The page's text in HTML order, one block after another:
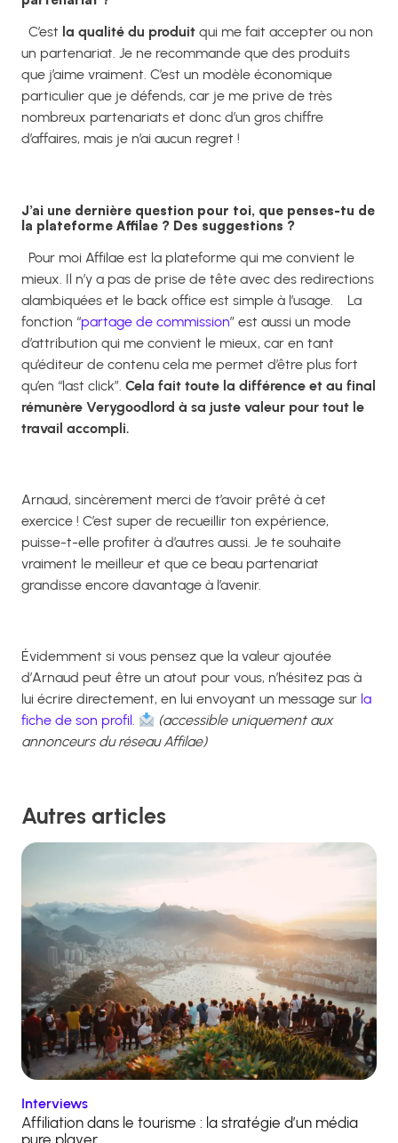
C’est la qualité du produit qui me fait accepter ou non
un partenariat. Je ne recommande que des produits
que j’aime vraiment. C’est un modèle économique
particulier que je défends, car je me prive de très
nombreux partenariats et donc d’un gros chiffre
d’affaires, mais je n’ai aucun regret !
J’ai une dernière question pour toi, que penses-tu de
la plateforme Affilae ? Des suggestions ?
Pour moi Affilae est la plateforme qui me convient le
mieux. Il n’y a pas de prise de tête avec des redirections
alambiquées et le back office est simple à l’usage.
La
fonction “partage de commission” est aussi un mode
d’attribution qui me convient le mieux, car en tant
qu’éditeur de contenu cela me permet d’être plus fort
qu’en “last click”. Cela fait toute la différence et au final
rémunère Verygoodlord à sa juste valeur pour tout le
travail accompli.
Arnaud, sincèrement merci de t’avoir prêté à cet
exercice ! C’est super de recueillir ton expérience,
puisse-t-elle profiter à d’autres aussi. Je te souhaite
vraiment le meilleur et que ce beau partenariat
grandisse encore davantage à l’avenir.
Évidemment si vous pensez que la valeur ajoutée
d’Arnaud peut être un atout pour vous, n’hésitez pas à
lui écrire directement, en lui envoyant un message sur la
fiche de son profil.
(accessible uniquement aux
annonceurs du réseau Affilae)
Autres articles
Interviews
Affiliation dans le tourisme : la stratégie d’un média
pure player